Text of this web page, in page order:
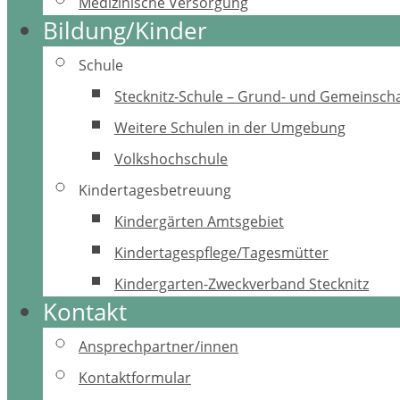
Bildung/Kinder
Schule
Stecknitz-Schule – Grund- und
Weitere Schulen in der Umgebung
Volkshochschule
Kindertagesbetreuung
Kindergärten Amtsgebiet
Kindertagespflege/Tagesmütter
Kindergarten-Zweckverband Stecknitz
Kontakt
Ansprechpartner/innen
Kontaktformular